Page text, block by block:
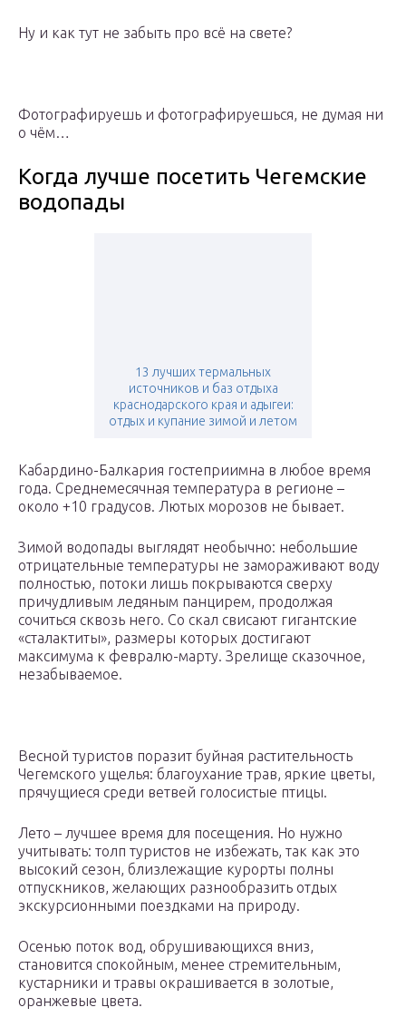
Ну и как тут не забыть про всё на свете?
Фотографируешь и фотографируешься, не думая ни
о чём…
Когда лучше посетить Чегемские
водопады
13 лучших термальных
источников и баз отдыха
краснодарского края и адыгеи:
отдых и купание зимой и летом
Кабардино-Балкария гостеприимна в любое время
года. Среднемесячная температура в регионе –
около +10 градусов. Лютых морозов не бывает.
Зимой водопады выглядят необычно: небольшие
отрицательные температуры не замораживают воду
полностью, потоки лишь покрываются сверху
причудливым ледяным панцирем, продолжая
сочиться сквозь него. Со скал свисают гигантские
«сталактиты», размеры которых достигают
максимума к февралю-марту. Зрелище сказочное,
незабываемое.
Весной туристов поразит буйная растительность
Чегемского ущелья: благоухание трав, яркие цветы,
прячущиеся среди ветвей голосистые птицы.
Лето – лучшее время для посещения. Но нужно
учитывать: толп туристов не избежать, так как это
высокий сезон, близлежащие курорты полны
отпускников, желающих разнообразить отдых
экскурсионными поездками на природу.
Осенью поток вод, обрушивающихся вниз,
становится спокойным, менее стремительным,
кустарники и травы окрашивается в золотые,
оранжевые цвета.